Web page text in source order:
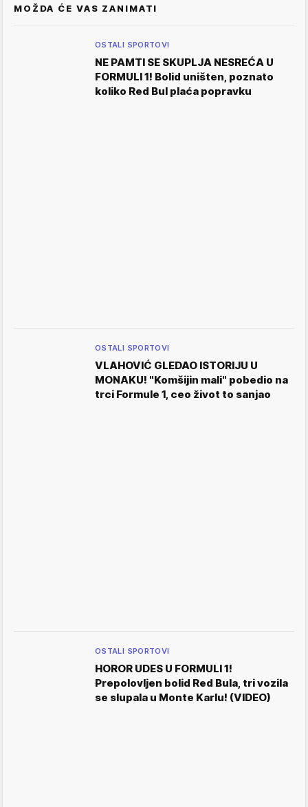
MOŽDA ĆE VAS ZANIMATI
OSTALI SPORTOVI
NE PAMTI SE SKUPLJA NESREĆA U
FORMULI 1! Bolid uništen, poznato
koliko Red Bul plaća popravku
OSTALI SPORTOVI
VLAHOVIĆ GLEDAO ISTORIJU U
MONAKU! "Komšijin mali" pobedio na
trci Formule 1, ceo život to sanjao
OSTALI SPORTOVI
HOROR UDES U FORMULI 1!
Prepolovljen bolid Red Bula, tri vozila
se slupala u Monte Karlu! (VIDEO)